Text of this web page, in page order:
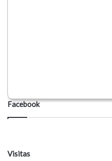
Facebook
Visitas